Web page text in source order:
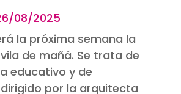
/08/2025
la próxima semana la
de mañá. Se trata de
educativo y de
por la arquitecta